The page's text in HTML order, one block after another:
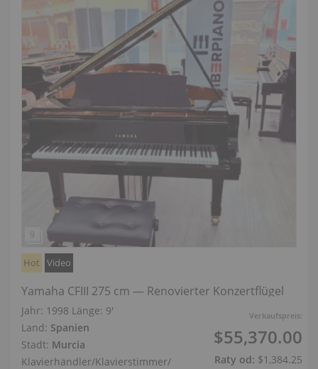
Verkaufspreis:
$55,370.00
Raty od: $1,384.25
Hot Video
Yamaha CFIII 275 cm — Renovierter Konzertflügel
Jahr: 1998 Länge: 9′
Land: Spanien
Stadt: Murcia
Klavierhändler/Klavierstimmer/